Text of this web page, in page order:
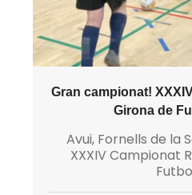
Gran campionat!
Girona de
Avui, Fornells de la
XXXIV Campionat